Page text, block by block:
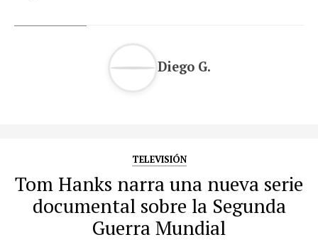
Diego G.
TELEVISIÓN
Tom Hanks narra una nueva serie
documental sobre la Segunda
Guerra Mundial